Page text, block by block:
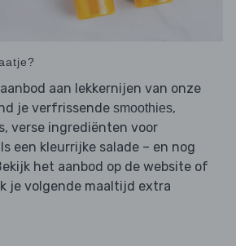
aan lekkernijen van onze
je verfrissende smoothies,
verse ingrediënten voor
een kleurrijke salade – en nog
het aanbod op de website of
je volgende maaltijd extra